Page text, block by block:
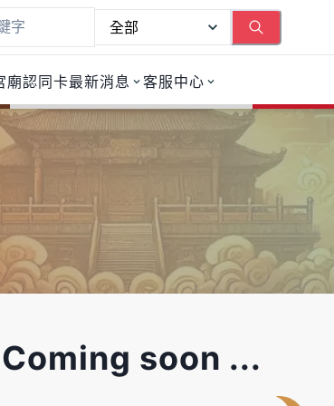
廟認同卡最新消息 客服中心
Coming soon ...